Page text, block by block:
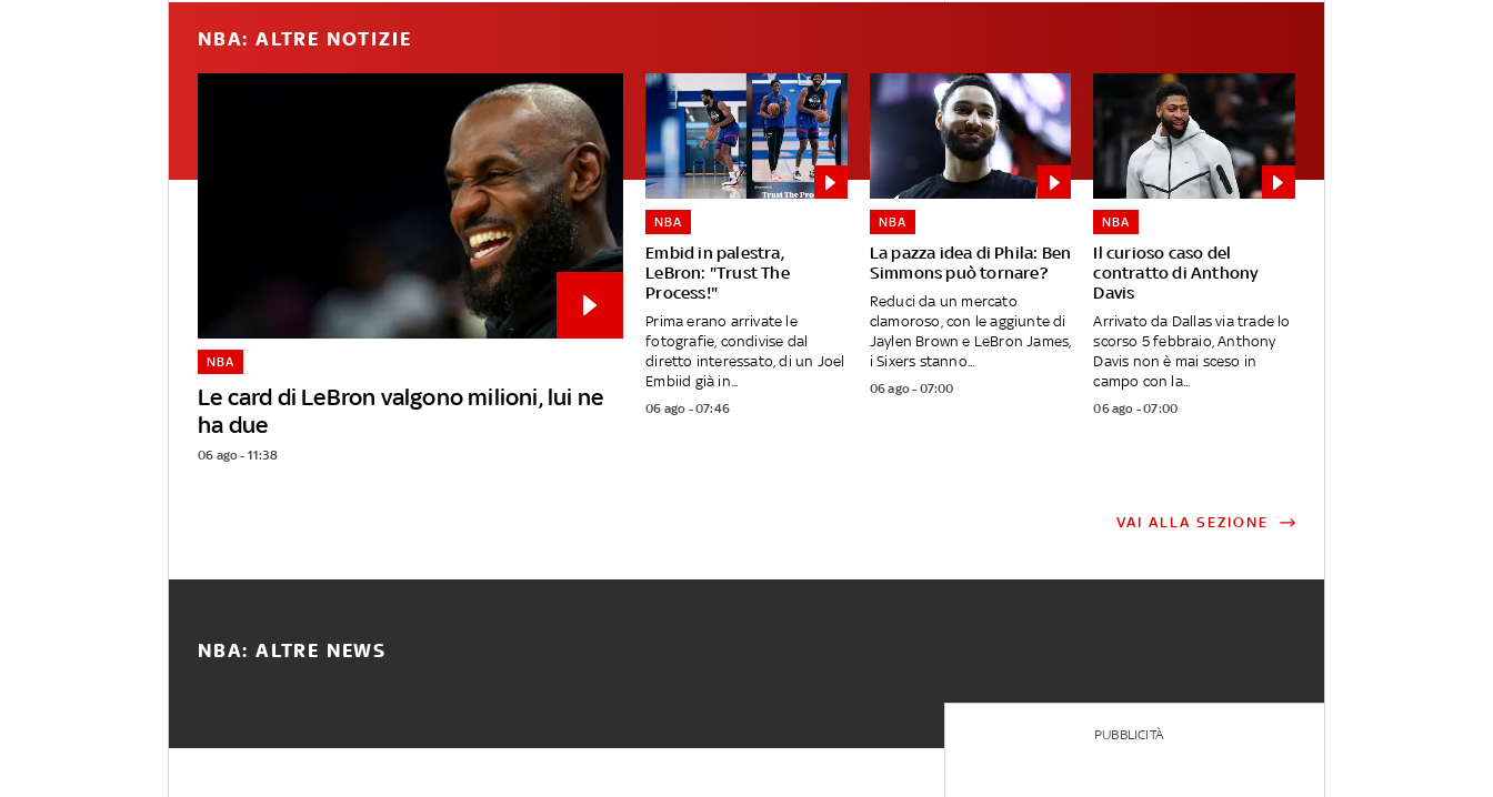
NBA: ALTRE NOTIZIE
Le card di LeBron valgono milioni, lui ne
ha due
NBA
06 ago - 11:38
Embid in palestra,
LeBron: "Trust The
Process!"
NBA
Prima erano arrivate le
fotografie, condivise dal
diretto interessato, di un Joel
Embiid già in...
06 ago - 07:46
La pazza idea di Phila: Ben
Simmons può tornare?
NBA
Reduci da un mercato
clamoroso, con le aggiunte di
Jaylen Brown e LeBron James,
i Sixers stanno...
06 ago - 07:00
Il curioso caso del
contratto di Anthony
Davis
NBA
Arrivato da Dallas via trade lo
scorso 5 febbraio, Anthony
Davis non è mai sceso in
campo con la...
06 ago - 07:00
VAI ALLA SEZIONE
NBA: ALTRE NEWS
PUBBLICITÀ